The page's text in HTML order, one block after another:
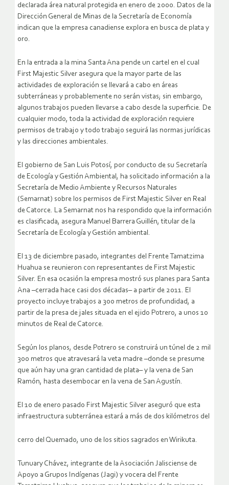
declarada área natural protegida en enero de 2000. Datos de la
Dirección General de Minas de la Secretaría de Economía
indican que la empresa canadiense explora en busca de plata y
oro.
En la entrada a la mina Santa Ana pende un cartel en el cual
First Majestic Silver asegura que la mayor parte de las
actividades de exploración se llevará a cabo en áreas
subterráneas y probablemente no serán vistas; sin embargo,
algunos trabajos pueden llevarse a cabo desde la superficie. De
cualquier modo, toda la actividad de exploración requiere
permisos de trabajo y todo trabajo seguirá las normas jurídicas
y las direcciones ambientales.
El gobierno de San Luis Potosí, por conducto de su Secretaría
de Ecología y Gestión Ambiental, ha solicitado información a la
Secretaría de Medio Ambiente y Recursos Naturales
(Semarnat) sobre los permisos de First Majestic Silver en Real
de Catorce. La Semarnat nos ha respondido que la información
es clasificada, asegura Manuel Barrera Guillén, titular de la
Secretaría de Ecología y Gestión ambiental.
El 13 de diciembre pasado, integrantes del Frente Tamatzima
Huahua se reunieron con representantes de First Majestic
Silver. En esa ocasión la empresa mostró sus planes para Santa
Ana –cerrada hace casi dos décadas– a partir de 2011. El
proyecto incluye trabajos a 300 metros de profundidad, a
partir de la presa de jales situada en el ejido Potrero, a unos 10
minutos de Real de Catorce.
Según los planos, desde Potrero se construirá un túnel de 2 mil
300 metros que atravesará la veta madre –donde se presume
que aún hay una gran cantidad de plata– y la vena de San
Ramón, hasta desembocar en la vena de San Agustín.
El 10 de enero pasado First Majestic Silver aseguró que esta
infraestructura subterránea estará a más de dos kilómetros del
cerro del Quemado, uno de los sitios sagrados en Wirikuta.
Tunuary Chávez, integrante de la Asociación Jalisciense de
Apoyo a Grupos Indígenas (Jagi) y vocera del Frente